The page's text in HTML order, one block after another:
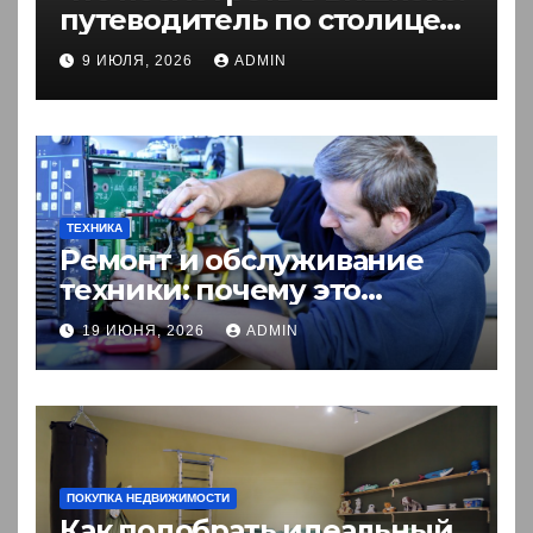
путеводитель по столице
Кыргызстана
9 ИЮЛЯ, 2026 ADMIN
ТЕХНИКА
Ремонт и обслуживание
техники: почему это
выгоднее покупки новой?
19 ИЮНЯ, 2026 ADMIN
ПОКУПКА НЕДВИЖИМОСТИ